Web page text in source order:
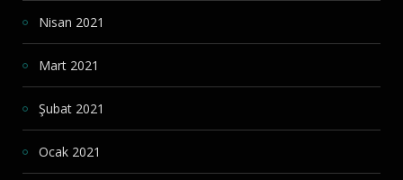
Nisan 2021
Mart 2021
Şubat 2021
Ocak 2021